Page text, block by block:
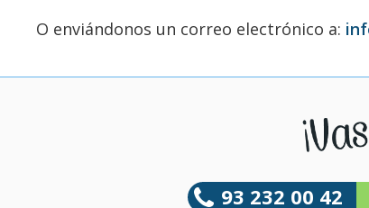
O enviándonos un correo electrónico a:
93 232 00 42